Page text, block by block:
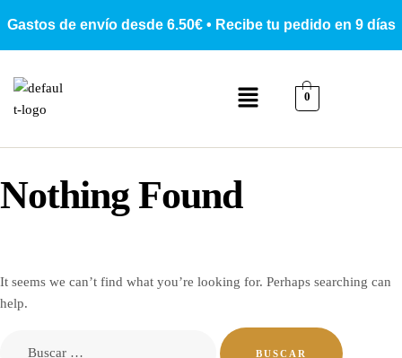
Gastos de envío desde 6.50€ • Recibe tu pedido en 9 días
0
Nothing Found
It seems we can’t find what you’re looking for. Perhaps searching can
help.